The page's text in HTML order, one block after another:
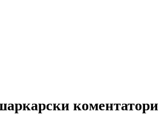
коментатори